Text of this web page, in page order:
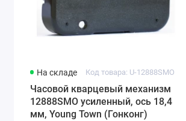
На складе Код товара: U-12888SMO
Часовой кварцевый механизм
12888SMO усиленный, ось 18,4
мм, Young Town (Гонконг)